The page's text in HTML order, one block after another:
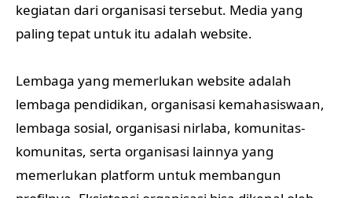
kegiatan dari organisasi tersebut. Media yang
paling tepat untuk itu adalah website.
Lembaga yang memerlukan website adalah
lembaga pendidikan, organisasi kemahasiswaan,
lembaga sosial, organisasi nirlaba, komunitas-
komunitas, serta organisasi lainnya yang
memerlukan platform untuk membangun